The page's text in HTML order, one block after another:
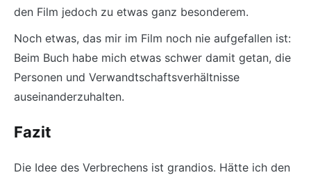
den Film jedoch zu etwas ganz besonderem.
Noch etwas, das mir im Film noch nie aufgefallen ist:
Beim Buch habe mich etwas schwer damit getan, die
Personen und Verwandtschaftsverhältnisse
auseinanderzuhalten.
Fazit
Die Idee des Verbrechens ist grandios. Hätte ich den